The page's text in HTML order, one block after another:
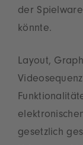
der
könnte.
Layout,
gesetzlich